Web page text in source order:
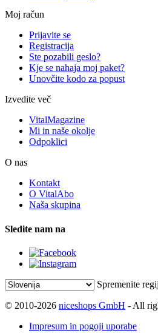
Moj račun
Prijavite se
Registracija
Ste pozabili geslo?
Kje se nahaja moj paket?
Unovčite kodo za popust
Izvedite več
VitalMagazine
Mi in naše okolje
Odpoklici
O nas
Kontakt
O VitalAbo
Naša skupina
Sledite nam na
Spremenite
© 2010-2026 niceshops GmbH - All
Impresum in pogoji uporabe